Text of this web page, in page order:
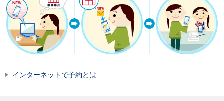
インターネットで予約とは